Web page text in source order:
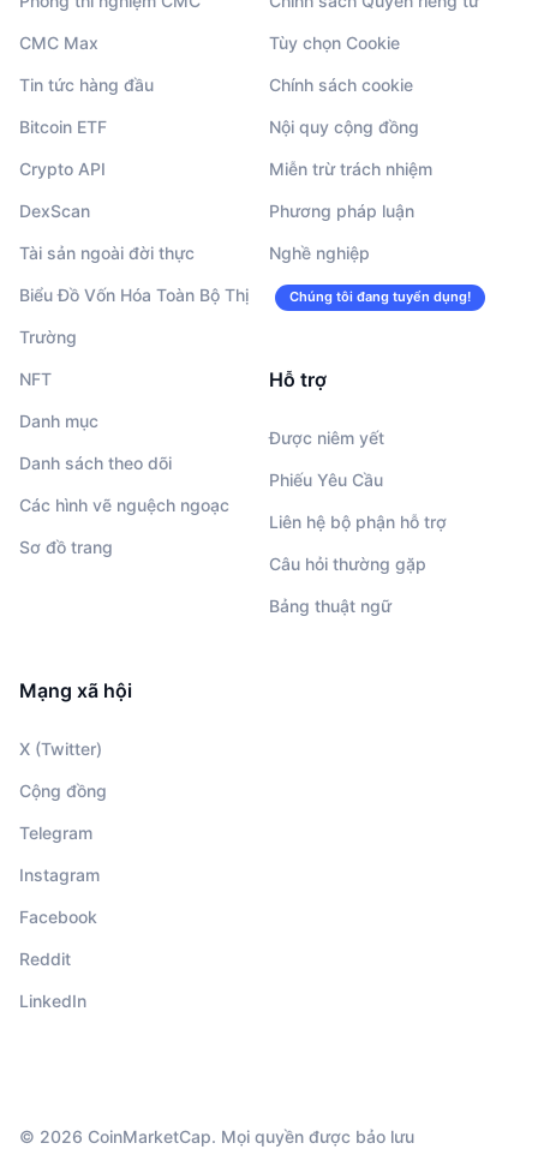
CMC Max
Tin tức hàng đầu
Bitcoin ETF
Crypto API
DexScan
Tài sản ngoài đời thực
Biểu Đồ Vốn Hóa Toàn Bộ Thị
Trường
NFT
Danh mục
Danh sách theo dõi
Các hình vẽ nguệch ngoạc
Sơ đồ trang
Tùy chọn Cookie
Chính sách cookie
Nội quy cộng đồng
Miễn trừ trách nhiệm
Phương pháp luận
Nghề nghiệp
Chúng tôi đang tuyển dụng!
Hỗ trợ
Được niêm yết
Phiếu Yêu Cầu
Liên hệ bộ phận hỗ trợ
Câu hỏi thường gặp
Bảng thuật ngữ
Mạng xã hội
X (Twitter)
Cộng đồng
Telegram
Instagram
Facebook
Reddit
LinkedIn
© 2026 CoinMarketCap. Mọi quyền được bảo lưu